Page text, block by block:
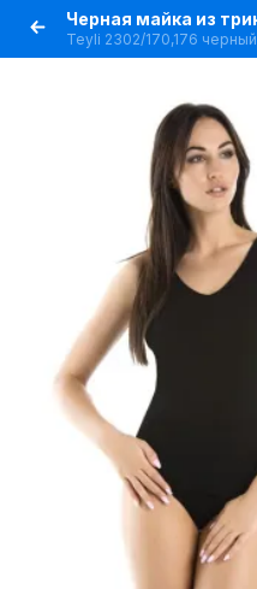
Teyli 2302/170,176 черный